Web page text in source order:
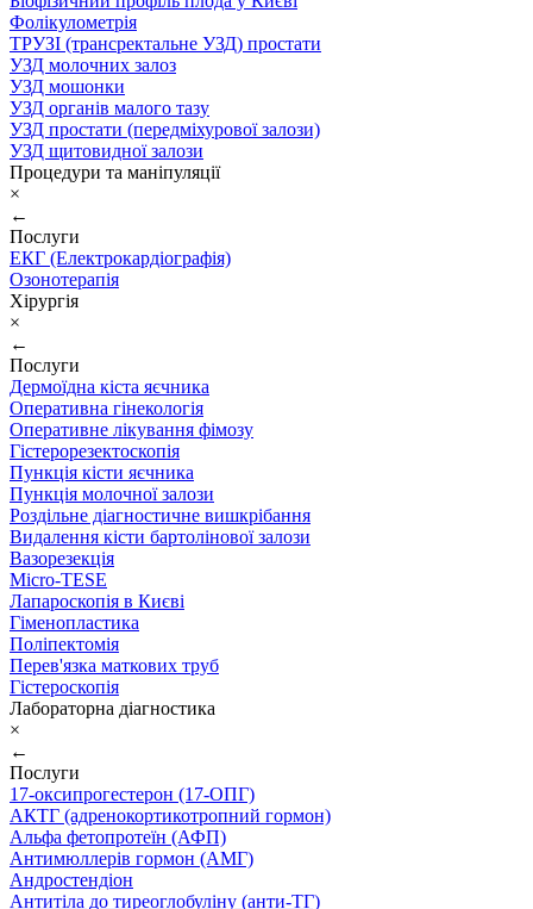
Фолікулометрія
ТРУЗІ (трансректальне УЗД) простати
УЗД молочних залоз
УЗД мошонки
УЗД органів малого тазу
УЗД простати (передміхурової залози)
УЗД щитовидної залози
Процедури та маніпуляції
×
←
Послуги
ЕКГ (Електрокардіографія)
Озонотерапія
Хірургія
×
←
Послуги
Дермоїдна кіста яєчника
Оперативна гінекологія
Оперативне лікування фімозу
Гістерорезектоскопія
Пункція кісти яєчника
Пункція молочної залози
Роздільне діагностичне вишкрібання
Видалення кісти бартолінової залози
Вазорезекція
Micro-TESE
Лапароскопія в Києві
Гіменопластика
Поліпектомія
Перев'язка маткових труб
Гістероскопія
Лабораторна діагностика
×
←
Послуги
17-оксипрогестерон (17-ОПГ)
АКТГ (адренокортикотропний гормон)
Альфа фетопротеїн (АФП)
Антимюллерів гормон (АМГ)
Андростендіон
Антитіла до тиреоглобуліну (анти-ТГ)